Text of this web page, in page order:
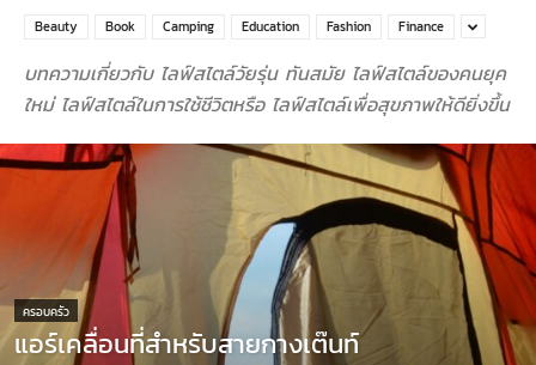
Beauty Book Camping Education Fashion Finance
บทความเกี่ยวกับ ไลฟ์สไตล์วัยรุ่น ทันสมัย ไลฟ์สไตล์ของคนยุค
ใหม่ ไลฟ์สไตล์ในการใช้ชีวิตหรือ ไลฟ์สไตล์เพื่อสุขภาพให้ดียิ่งขึ้น
ครอบครัว
แอร์เคลื่อนที่สำหรับสายกางเต๊นท์